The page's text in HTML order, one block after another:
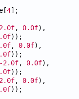
4];
2.0f, 0.0f),
));
, 0.0f),
));
-2.0f, 0.0f),
));
, 0.0f),
));